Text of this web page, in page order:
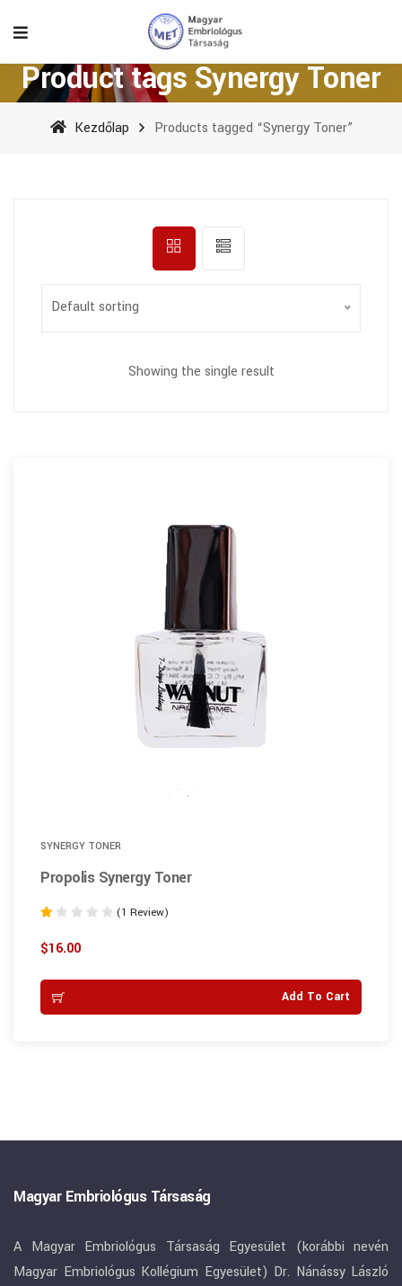
Product tags Synergy Toner
Kezdőlap Products tagged “Synergy Toner”
Default sorting
Showing the single result
SYNERGY TONER
Propolis Synergy Toner
1.00
out
of
(1 Review)
$16.00
Add To Cart
Magyar Embriológus Társaság
A Magyar Embriológus Társaság Egyesület (korábbi nevén
Magyar Embriológus Kollégium Egyesület) Dr. Nánássy László